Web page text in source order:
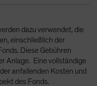
dazu verwendet, die
einschließlich der
Diese Gebühren
Anlage. Eine vollständige
anfallenden Kosten und
des Fonds.